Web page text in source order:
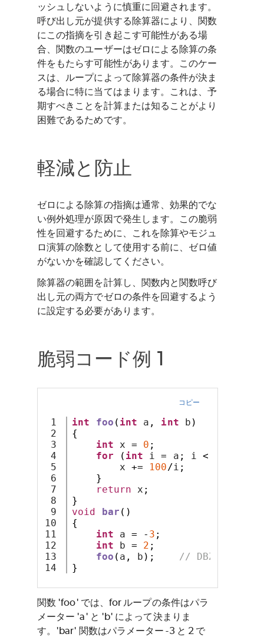
ッシュしないように慎重に回避されます。
呼び出し元が提供する除算器により、関数
にこの指摘を引き起こす可能性がある場
合、関数のユーザーはゼロによる除算の条
件をもたらす可能性があります。このケー
スは、ループによって除算器の条件が決ま
る場合に特に当てはまります。これは、予
期すべきことを計算または知ることがより
困難であるためです。
軽減と防止
ゼロによる除算の指摘は通常、効果的でな
い例外処理が原因で発生します。この脆弱
性を回避するために、これを除算やモジュ
ロ演算の除数として使用する前に、ゼロ値
がないかを確認してください。
除算器の範囲を計算し、関数内と関数呼び
出し元の両方でゼロの条件を回避するよう
に設定する必要があります。
脆弱コード例 1
コピー
1
2
3
4
5
6
7
8
9
10
11
12
13
int foo ( int a , int b )
{
int x = 0 ;
for
( int i = a ; i <
x += 100/i ;
}
return x ;
}
void
bar ()
{
int a = - 3 ;
int b = 2 ;
foo ( a , b );
//
}
関数 'foo' では、for ループの条件はパラ
メーター 'a' と 'b' によって決まりま
す。'bar' 関数はパラメーター -3 と 2 で